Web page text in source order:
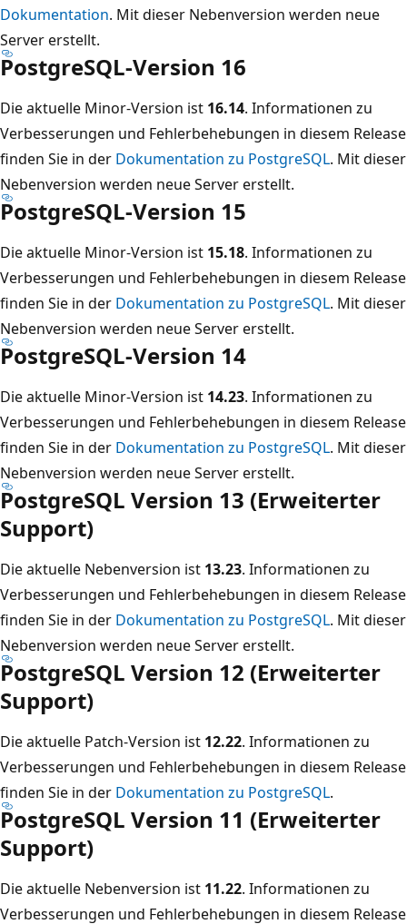
Dokumentation. Mit dieser Nebenversion werden neue
Server erstellt.
PostgreSQL-Version 16
Die aktuelle Minor-Version ist 16.14. Informationen zu
Verbesserungen und Fehlerbehebungen in diesem Release
finden Sie in der Dokumentation zu PostgreSQL. Mit dieser
Nebenversion werden neue Server erstellt.
PostgreSQL-Version 15
Die aktuelle Minor-Version ist 15.18. Informationen zu
Verbesserungen und Fehlerbehebungen in diesem Release
finden Sie in der Dokumentation zu PostgreSQL. Mit dieser
Nebenversion werden neue Server erstellt.
PostgreSQL-Version 14
Die aktuelle Minor-Version ist 14.23. Informationen zu
Verbesserungen und Fehlerbehebungen in diesem Release
finden Sie in der Dokumentation zu PostgreSQL. Mit dieser
Nebenversion werden neue Server erstellt.
PostgreSQL Version 13 (Erweiterter
Support)
Die aktuelle Nebenversion ist 13.23. Informationen zu
Verbesserungen und Fehlerbehebungen in diesem Release
finden Sie in der Dokumentation zu PostgreSQL. Mit dieser
Nebenversion werden neue Server erstellt.
PostgreSQL Version 12 (Erweiterter
Support)
Die aktuelle Patch-Version ist 12.22. Informationen zu
Verbesserungen und Fehlerbehebungen in diesem Release
finden Sie in der Dokumentation zu PostgreSQL.
PostgreSQL Version 11 (Erweiterter
Support)
Die aktuelle Nebenversion ist 11.22. Informationen zu
Verbesserungen und Fehlerbehebungen in diesem Release